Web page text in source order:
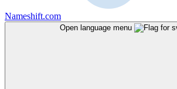
Nameshift.com
Open language menu